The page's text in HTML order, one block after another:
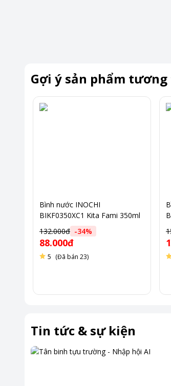
Gợi ý sản phẩm
Bình nước INOCHI
BIKF0350XC1 Kita Fami 350ml
132.000đ -34%
88.000đ
5 (Đã bán 23)
Tin tức & sự kiện